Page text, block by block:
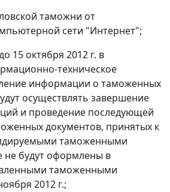
таможни от
сети "Интернет";
15 октября 2012 г. в
техническое
информации о таможенных
осуществлять завершение
и проведение последующей
документов, принятых к
таможенными
не будут оформлены в
таможенными
2012 г.;